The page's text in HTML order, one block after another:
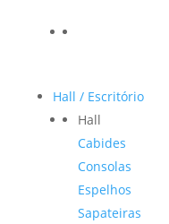
Hall / Escritório
Hall
Cabides
Consolas
Espelhos
Sapateiras